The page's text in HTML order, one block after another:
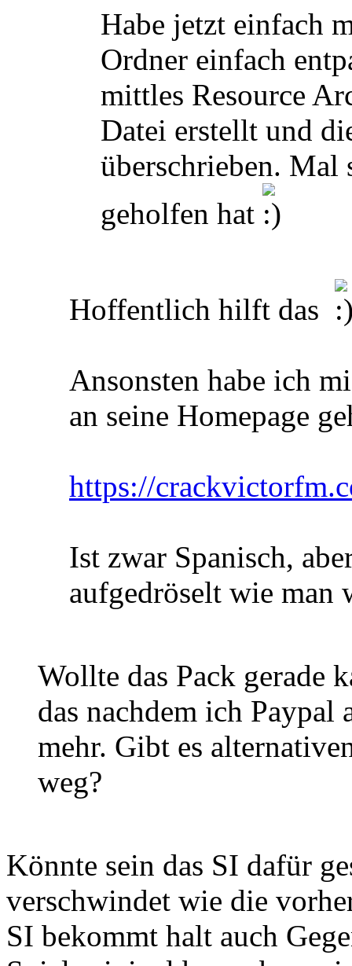
Habe jetzt einfach
Ordner einfach
mittles Resource
Datei erstellt und
überschrieben. Mal
geholfen hat
Hoffentlich hilft das
Ansonsten habe ich
an seine Homepage
https://
Ist zwar Spanisch,
aufgedröselt wie man
Wollte das Pack gerade
das nachdem ich Paypal
mehr. Gibt es
weg?
Könnte sein das SI dafür
verschwindet wie die
SI bekommt halt auch